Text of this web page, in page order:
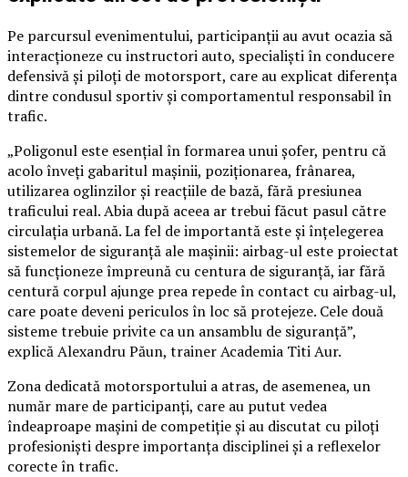
Pe parcursul evenimentului, participanții au avut ocazia să
interacționeze cu instructori auto, specialiști în conducere
defensivă și piloți de motorsport, care au explicat diferența
dintre condusul sportiv și comportamentul responsabil în
trafic.
„Poligonul este esențial în formarea unui șofer, pentru că
acolo înveți gabaritul mașinii, poziționarea, frânarea,
utilizarea oglinzilor și reacțiile de bază, fără presiunea
traficului real. Abia după aceea ar trebui făcut pasul către
circulația urbană. La fel de importantă este și înțelegerea
sistemelor de siguranță ale mașinii: airbag-ul este proiectat
să funcționeze împreună cu centura de siguranță, iar fără
centură corpul ajunge prea repede în contact cu airbag-ul,
care poate deveni periculos în loc să protejeze. Cele două
sisteme trebuie privite ca un ansamblu de siguranță”,
explică Alexandru Păun, trainer Academia Titi Aur.
Zona dedicată motorsportului a atras, de asemenea, un
număr mare de participanți, care au putut vedea
îndeaproape mașini de competiție și au discutat cu piloți
profesioniști despre importanța disciplinei și a reflexelor
corecte în trafic.